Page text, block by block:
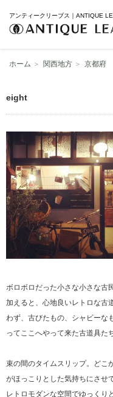
アンティークリーブス｜ANTIQUE
ホーム ＞ 関西地方 ＞ 京都府
eight
ボロボロだった小さな小さな古
加えると、心地良いレトロな古
わず、古びたもの、シャビーな
ってここへやって来た古道具たち
束の間のタイムスリップ。どこ
がほっこりとした気持ちにさせ
レトロモダンな空間でゆっくり